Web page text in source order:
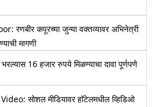
कपूरच्या जुन्या वक्तव्यावर अभिनेत्री
मागणी
16 हजार रुपये मिळण्याचा दावा पूर्णपणे
सोशल मीडियावर हॉटेलमधील व्हिडिओ